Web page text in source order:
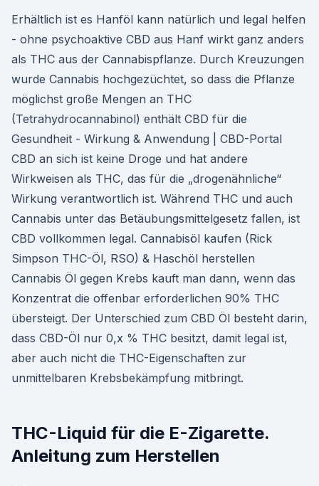
Erhältlich ist es Hanföl kann natürlich und legal helfen
- ohne psychoaktive CBD aus Hanf wirkt ganz anders
als THC aus der Cannabispflanze. Durch Kreuzungen
wurde Cannabis hochgezüchtet, so dass die Pflanze
möglichst große Mengen an THC
(Tetrahydrocannabinol) enthält CBD für die
Gesundheit - Wirkung & Anwendung | CBD-Portal
CBD an sich ist keine Droge und hat andere
Wirkweisen als THC, das für die „drogenähnliche“
Wirkung verantwortlich ist. Während THC und auch
Cannabis unter das Betäubungsmittelgesetz fallen, ist
CBD vollkommen legal. Cannabisöl kaufen (Rick
Simpson THC-Öl, RSO) & Haschöl herstellen
Cannabis Öl gegen Krebs kauft man dann, wenn das
Konzentrat die offenbar erforderlichen 90% THC
übersteigt. Der Unterschied zum CBD Öl besteht darin,
dass CBD-Öl nur 0,x % THC besitzt, damit legal ist,
aber auch nicht die THC-Eigenschaften zur
unmittelbaren Krebsbekämpfung mitbringt.
THC-Liquid für die E-Zigarette.
Anleitung zum Herstellen